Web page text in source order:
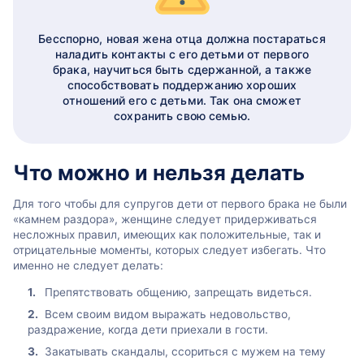
Бесспорно, новая жена отца должна постараться
наладить контакты с его детьми от первого
брака, научиться быть сдержанной, а также
способствовать поддержанию хороших
отношений его с детьми. Так она сможет
сохранить свою семью.
Что можно и нельзя делать
Для того чтобы для супругов дети от первого брака не были
«камнем раздора», женщине следует придерживаться
несложных правил, имеющих как положительные, так и
отрицательные моменты, которых следует избегать. Что
именно не следует делать:
Препятствовать общению, запрещать видеться.
Всем своим видом выражать недовольство,
раздражение, когда дети приехали в гости.
Закатывать скандалы, ссориться с мужем на тему